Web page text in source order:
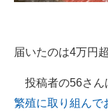
届いたのは4万円
投稿者の56さん
繁殖に取り組んで